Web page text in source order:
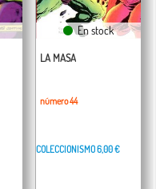
En stock
LA MASA
número 44
COLECCIONISMO6,00 €